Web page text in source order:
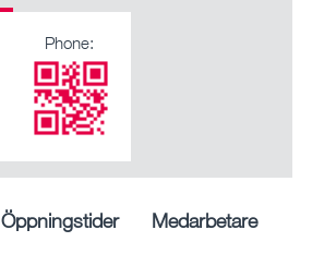
Phone:
Öppningstider Medarbetare